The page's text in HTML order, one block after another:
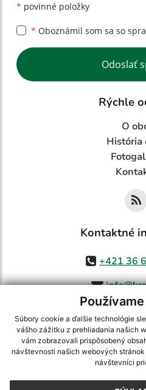
Súbory cookie a ďalšie technológie
vášho zážitku z prehliadania našich
vám zobrazovali prispôsobený
návštevnosti našich webových
návštevníci
* povinné položky
* Oboznámil som sa so
Google reCaptcha Response
Odoslať
Rýchle
O
História
Kontaktné
+421 36
využite možnosť získavania
CMS systém (redakčný) systém
webex.digital, s.r.o.,